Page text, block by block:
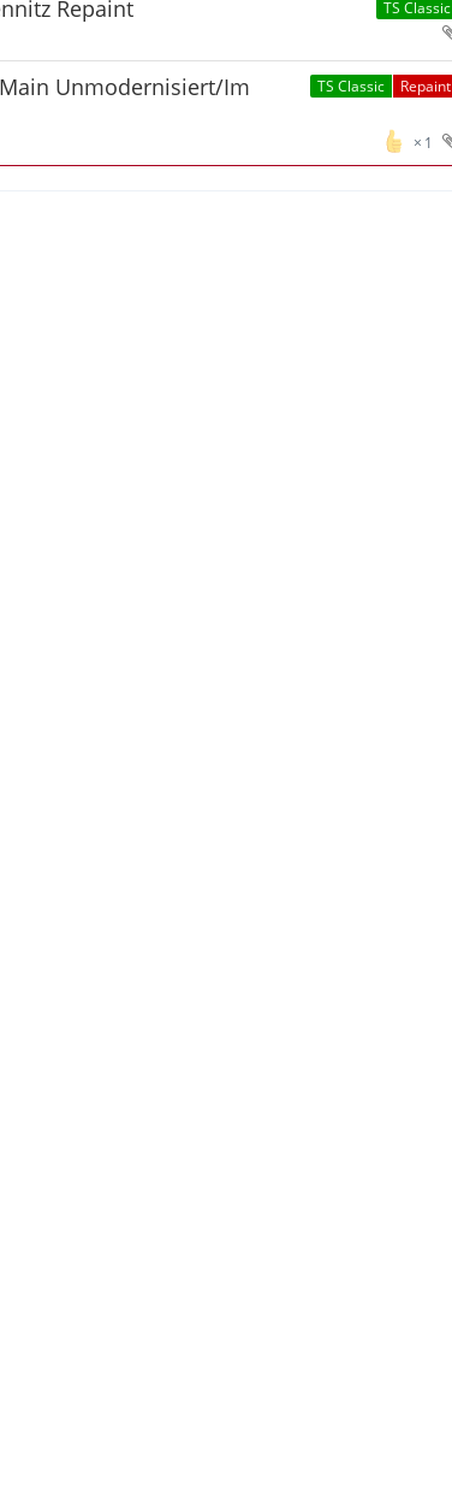
TS Classic
Repaint
TS Classic Repaint
Main Unmodernisiert/Im
1